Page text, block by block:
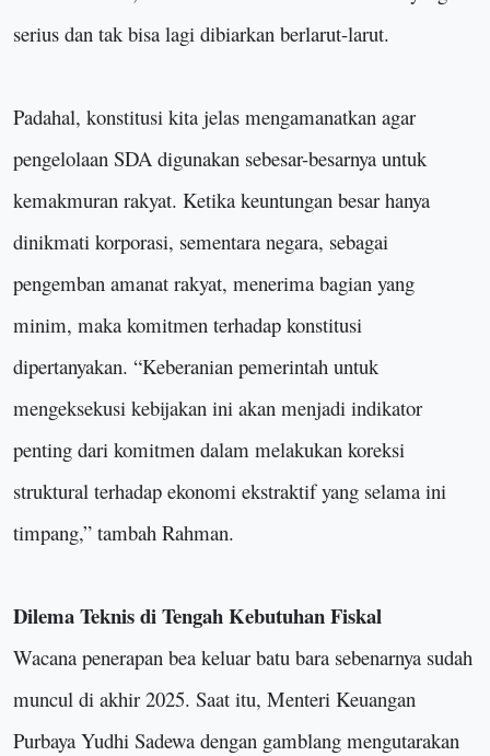
serius dan tak bisa lagi dibiarkan berlarut-larut.
Padahal, konstitusi kita jelas mengamanatkan agar
pengelolaan SDA digunakan sebesar-besarnya untuk
kemakmuran rakyat. Ketika keuntungan besar hanya
dinikmati korporasi, sementara negara, sebagai
pengemban amanat rakyat, menerima bagian yang
minim, maka komitmen terhadap konstitusi
dipertanyakan. “Keberanian pemerintah untuk
mengeksekusi kebijakan ini akan menjadi indikator
penting dari komitmen dalam melakukan koreksi
struktural terhadap ekonomi ekstraktif yang selama ini
timpang,” tambah Rahman.
Dilema Teknis di Tengah Kebutuhan Fiskal
Wacana penerapan bea keluar batu bara sebenarnya sudah
muncul di akhir 2025. Saat itu, Menteri Keuangan
Purbaya Yudhi Sadewa dengan gamblang mengutarakan